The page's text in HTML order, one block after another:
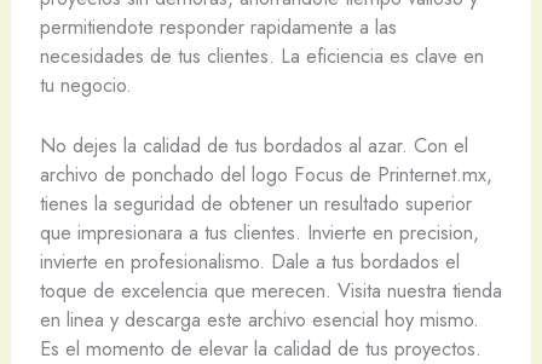
permitiendote responder rapidamente a las
necesidades de tus clientes. La eficiencia es clave en
tu negocio.
No dejes la calidad de tus bordados al azar. Con el
archivo de ponchado del logo Focus de Printernet.mx,
tienes la seguridad de obtener un resultado superior
que impresionara a tus clientes. Invierte en precision,
invierte en profesionalismo. Dale a tus bordados el
toque de excelencia que merecen. Visita nuestra tienda
en linea y descarga este archivo esencial hoy mismo.
Es el momento de elevar la calidad de tus proyectos.